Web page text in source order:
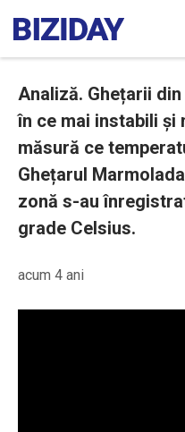
Analiză. Ghețarii
în ce mai instabili și
măsură ce
Ghețarul
zonă s-au
grade Celsius.
acum 4 ani